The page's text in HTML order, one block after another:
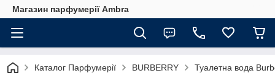
Магазин парфумерії Ambra
Каталог Парфумерії BURBERRY Туалетна вода